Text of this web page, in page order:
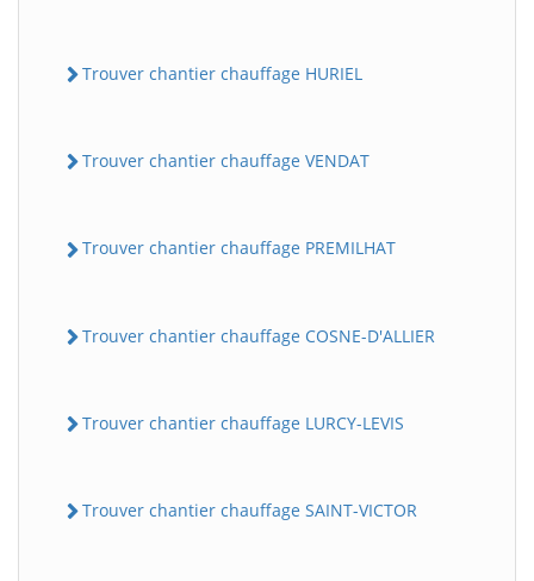
Trouver chantier chauffage HURIEL
Trouver chantier chauffage VENDAT
Trouver chantier chauffage PREMILHAT
Trouver chantier chauffage COSNE-D'ALLIER
Trouver chantier chauffage LURCY-LEVIS
Trouver chantier chauffage SAINT-VICTOR